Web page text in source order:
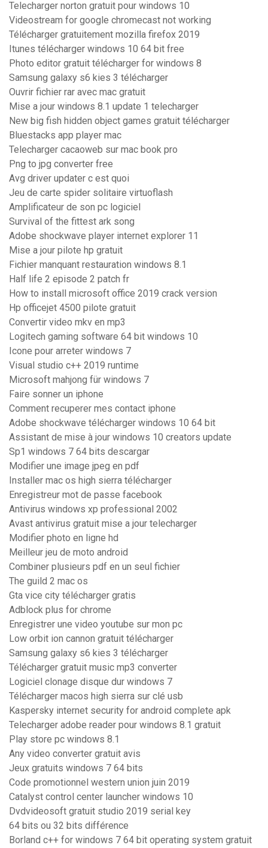
Telecharger norton gratuit pour windows 10
Videostream for google chromecast not working
Télécharger gratuitement mozilla firefox 2019
Itunes télécharger windows 10 64 bit free
Photo editor gratuit télécharger for windows 8
Samsung galaxy s6 kies 3 télécharger
Ouvrir fichier rar avec mac gratuit
Mise a jour windows 8.1 update 1 telecharger
New big fish hidden object games gratuit télécharger
Bluestacks app player mac
Telecharger cacaoweb sur mac book pro
Png to jpg converter free
Avg driver updater c est quoi
Jeu de carte spider solitaire virtuoflash
Amplificateur de son pc logiciel
Survival of the fittest ark song
Adobe shockwave player internet explorer 11
Mise a jour pilote hp gratuit
Fichier manquant restauration windows 8.1
Half life 2 episode 2 patch fr
How to install microsoft office 2019 crack version
Hp officejet 4500 pilote gratuit
Convertir video mkv en mp3
Logitech gaming software 64 bit windows 10
Icone pour arreter windows 7
Visual studio c++ 2019 runtime
Microsoft mahjong für windows 7
Faire sonner un iphone
Comment recuperer mes contact iphone
Adobe shockwave télécharger windows 10 64 bit
Assistant de mise à jour windows 10 creators update
Sp1 windows 7 64 bits descargar
Modifier une image jpeg en pdf
Installer mac os high sierra télécharger
Enregistreur mot de passe facebook
Antivirus windows xp professional 2002
Avast antivirus gratuit mise a jour telecharger
Modifier photo en ligne hd
Meilleur jeu de moto android
Combiner plusieurs pdf en un seul fichier
The guild 2 mac os
Gta vice city télécharger gratis
Adblock plus for chrome
Enregistrer une video youtube sur mon pc
Low orbit ion cannon gratuit télécharger
Samsung galaxy s6 kies 3 télécharger
Télécharger gratuit music mp3 converter
Logiciel clonage disque dur windows 7
Télécharger macos high sierra sur clé usb
Kaspersky internet security for android complete apk
Telecharger adobe reader pour windows 8.1 gratuit
Play store pc windows 8.1
Any video converter gratuit avis
Jeux gratuits windows 7 64 bits
Code promotionnel western union juin 2019
Catalyst control center launcher windows 10
Dvdvideosoft gratuit studio 2019 serial key
64 bits ou 32 bits différence
Borland c++ for windows 7 64 bit operating system gratuit